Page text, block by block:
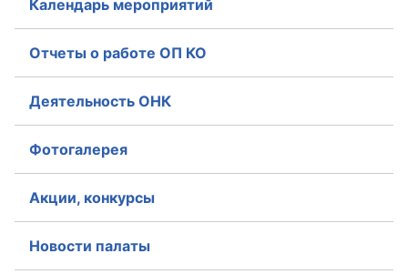
Календарь мероприятий
Отчеты о работе ОП КО
Деятельность ОНК
Фотогалерея
Акции, конкурсы
Новости палаты